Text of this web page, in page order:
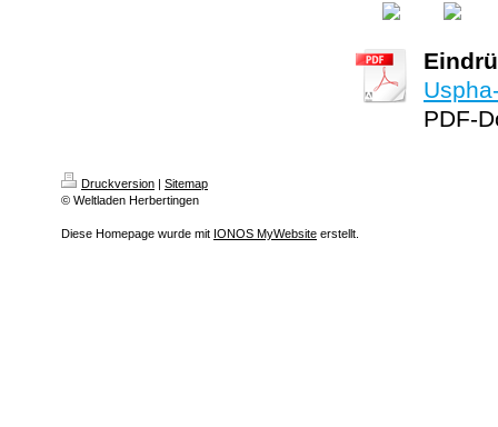
PDF-
Druckversion | Sitemap
© Weltladen Herbertingen
Diese Homepage wurde mit IONOS MyWebsite erstellt.